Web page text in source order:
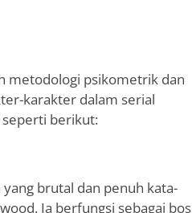
metodologi psikometrik dan
karakter dalam serial
berikut:
brutal dan penuh kata-
Ia berfungsi sebagai bos